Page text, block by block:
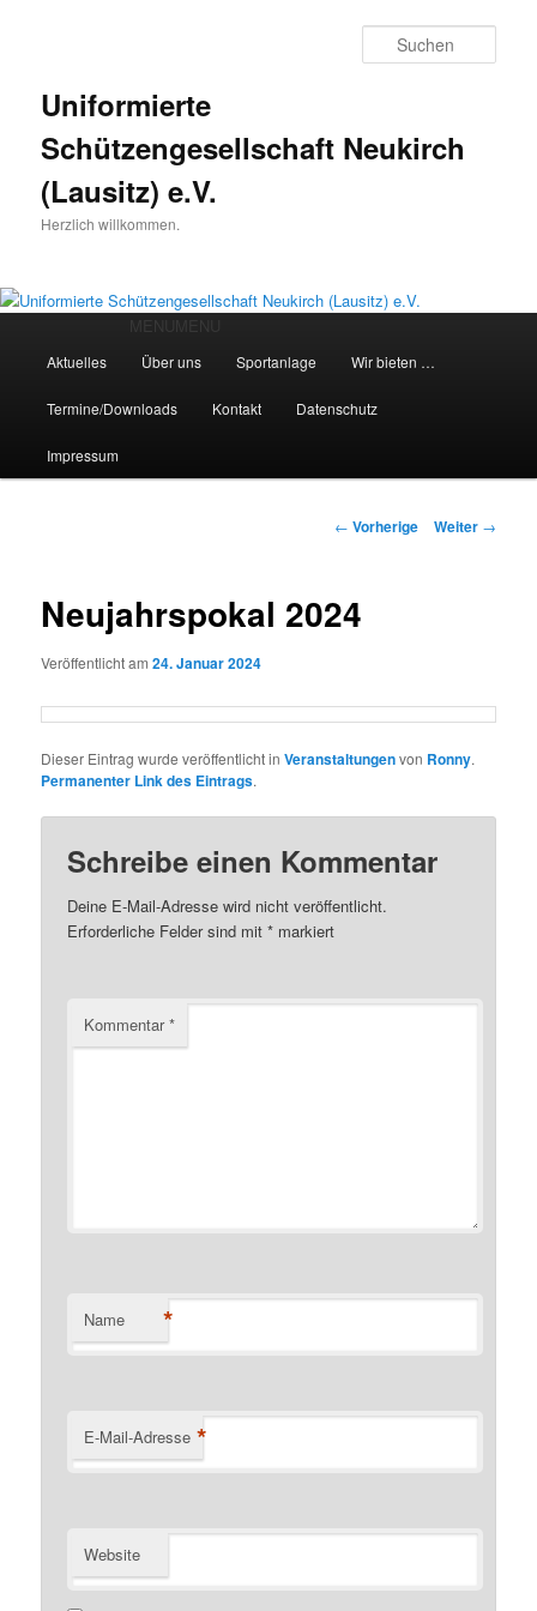
Uniformierte
Schützengesellschaft Neukirch
(Lausitz) e.V.
Herzlich willkommen.
Aktuelles Über uns Sportanlage Wir bieten …
Termine/Downloads Kontakt Datenschutz
Impressum
Beitrags-
← Vorherige Weiter →
Neujahrspokal 2024
Veröffentlicht am24. Januar 2024
Dieser Eintrag wurde veröffentlicht inVeranstaltungenvon Ronny.
Permanenter Link des Eintrags.
Schreibe einen Kommentar
Deine E-Mail-Adresse wird nicht veröffentlicht.
Erforderliche Felder sind mit* markiert
Kommentar*
Name *
E-Mail-Adresse *
Website